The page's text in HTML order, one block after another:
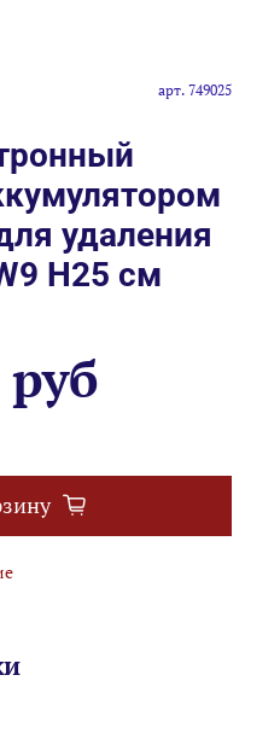
арт. 749025
удаления
H25 см